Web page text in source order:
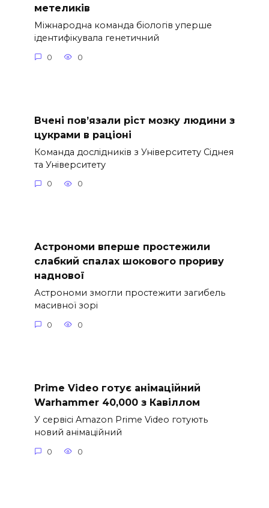
метеликів
Міжнародна команда біологів уперше
ідентифікувала генетичний
0 0
Вчені пов’язали ріст мозку людини з
цукрами в раціоні
Команда дослідників з Університету Сіднея
та Університету
0 0
Астрономи вперше простежили
слабкий спалах шокового прориву
наднової
Астрономи змогли простежити загибель
масивної зорі
0 0
Prime Video готує анімаційний
Warhammer 40,000 з Кавіллом
У сервісі Amazon Prime Video готують
новий анімаційний
0 0